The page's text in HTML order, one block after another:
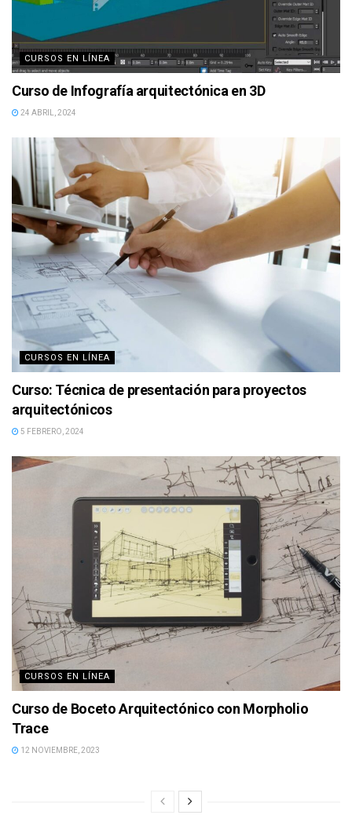
CURSOS EN LÍNEA
Curso de Infografía arquitectónica en 3D
24 ABRIL, 2024
CURSOS EN LÍNEA
Curso: Técnica de presentación para proyectos
arquitectónicos
5 FEBRERO, 2024
CURSOS EN LÍNEA
Curso de Boceto Arquitectónico con Morpholio
Trace
12 NOVIEMBRE, 2023